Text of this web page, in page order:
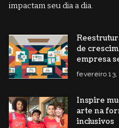
impactam seu dia a dia.
de
empresa
fevereiro
Inspire
arte na
inclusivos